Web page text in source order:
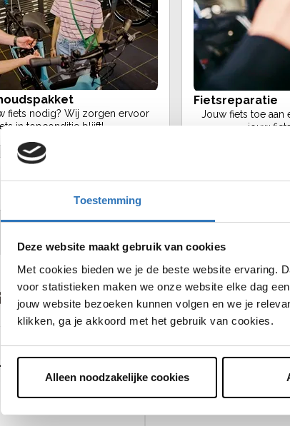
Toestemming
Deze website maakt gebruik van cookies
Met cookies bieden we je de beste website ervaring.
voor statistieken maken we onze website elke dag
jouw website bezoeken kunnen volgen en we je
klikken, ga je akkoord met het gebruik van cookies.
Alleen noodzakelijke cookies
fiets nodig? Wij zorgen ervoor
in topconditie blijft!.
Fietsreparatie
Jouw fiets toe aan
jouw
assortiment
lage instap Infinity S75 CI lage
€4.149,-